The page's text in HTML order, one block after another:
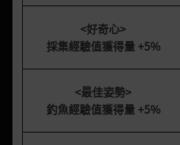
<好奇心>
採集經驗值獲得量 +5%
<最佳姿勢>
釣魚經驗值獲得量 +5%